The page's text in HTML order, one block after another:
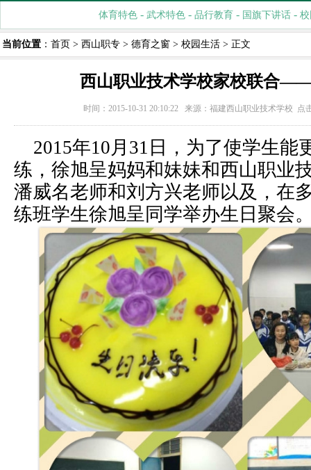
体育特色- 武术特色- 品行教育- 国旗下讲话-
当前位置 ： 首页 > 西山职专 > 德育之窗 > 校园生活 > 正文
西山职业技术学校家校联合
时间：2015-10-31 20:10:22 来源： 福建西山职业技术学校 点
2015年10月31日，为了使学生能
练，徐旭呈妈妈和妹妹和西山职业
潘威名老师和刘方兴老师以及，在
练班学生徐旭呈同学举办生日聚会